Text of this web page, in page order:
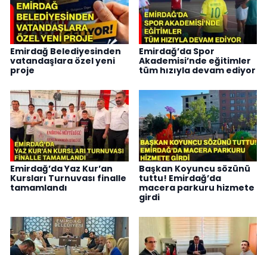
Emirdağ Belediyesinden
vatandaşlara özel yeni
proje
Emirdağ’da Spor
Akademisi’nde eğitimler
tüm hızıyla devam ediyor
Emirdağ’da Yaz Kur’an
Kursları Turnuvası finalle
tamamlandı
Başkan Koyuncu sözünü
tuttu! Emirdağ’da
macera parkuru hizmete
girdi